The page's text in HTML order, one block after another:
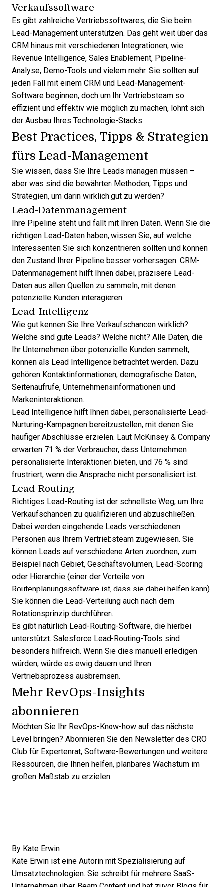
Verkaufssoftware
Es gibt zahlreiche Vertriebssoftwares, die Sie beim
Lead-Management unterstützen. Das geht weit über das
CRM hinaus mit verschiedenen Integrationen, wie
Revenue Intelligence, Sales Enablement, Pipeline-
Analyse, Demo-Tools und vielem mehr. Sie sollten auf
jeden Fall mit einem CRM und Lead-Management-
Software beginnen, doch um Ihr Vertriebsteam so
effizient und effektiv wie möglich zu machen, lohnt sich
der Ausbau Ihres Technologie-Stacks.
Best Practices, Tipps & Strategien
fürs Lead-Management
Sie wissen, dass Sie Ihre Leads managen müssen –
aber was sind die bewährten Methoden, Tipps und
Strategien, um darin wirklich gut zu werden?
Lead-Datenmanagement
Ihre Pipeline steht und fällt mit Ihren Daten. Wenn Sie die
richtigen Lead-Daten haben, wissen Sie, auf welche
Interessenten Sie sich konzentrieren sollten und können
den Zustand Ihrer Pipeline besser vorhersagen. CRM-
Datenmanagement hilft Ihnen dabei, präzisere Lead-
Daten aus allen Quellen zu sammeln, mit denen
potenzielle Kunden interagieren.
Lead-Intelligenz
Wie gut kennen Sie Ihre Verkaufschancen wirklich?
Welche sind gute Leads? Welche nicht? Alle Daten, die
Ihr Unternehmen über potenzielle Kunden sammelt,
können als Lead Intelligence betrachtet werden. Dazu
gehören Kontaktinformationen, demografische Daten,
Seitenaufrufe, Unternehmensinformationen und
Markeninteraktionen.
Lead Intelligence hilft Ihnen dabei, personalisierte Lead-
Nurturing-Kampagnen bereitzustellen, mit denen Sie
häufiger Abschlüsse erzielen. Laut McKinsey & Company
erwarten 71 % der Verbraucher, dass Unternehmen
personalisierte Interaktionen bieten, und 76 % sind
frustriert, wenn die Ansprache nicht personalisiert ist.
Lead-Routing
Richtiges Lead-Routing ist der schnellste Weg, um Ihre
Verkaufschancen zu qualifizieren und abzuschließen.
Dabei werden eingehende Leads verschiedenen
Personen aus Ihrem Vertriebsteam zugewiesen. Sie
können Leads auf verschiedene Arten zuordnen, zum
Beispiel nach Gebiet, Geschäftsvolumen, Lead-Scoring
oder Hierarchie (einer der Vorteile von
Routenplanungssoftware ist, dass sie dabei helfen kann).
Sie können die Lead-Verteilung auch nach dem
Rotationsprinzip durchführen.
Es gibt natürlich Lead-Routing-Software, die hierbei
unterstützt. Salesforce Lead-Routing-Tools sind
besonders hilfreich. Wenn Sie dies manuell erledigen
würden, würde es ewig dauern und Ihren
Vertriebsprozess ausbremsen.
Mehr RevOps-Insights
abonnieren
Möchten Sie Ihr RevOps-Know-how auf das nächste
Level bringen? Abonnieren Sie den Newsletter des CRO
Club für Expertenrat, Software-Bewertungen und weitere
Ressourcen, die Ihnen helfen, planbares Wachstum im
großen Maßstab zu erzielen.
By Kate Erwin
Kate Erwin ist eine Autorin mit Spezialisierung auf
Umsatztechnologien. Sie schreibt für mehrere SaaS-